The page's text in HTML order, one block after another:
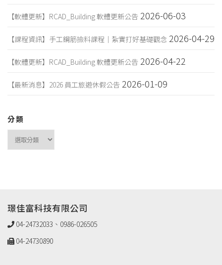
【軟體更新】RCAD_Building 軟體更新公告 2026-06-03
【課程資訊】手工鋼筋撿料課程｜紮實打好基礎觀念 2026-04-29
【軟體更新】RCAD_Building 軟體更新公告 2026-04-22
【最新消息】2026 員工旅遊休假公告 2026-01-09
分類
璟佳富科技有限公司
04-24732033、0986-026505
04-24730890